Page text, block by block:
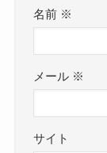
名前 ※
メール ※
サイト